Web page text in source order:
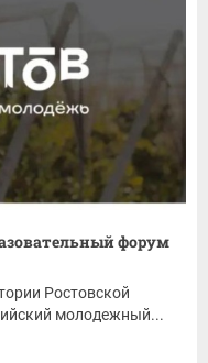
форум
Ростовской
молодежный...